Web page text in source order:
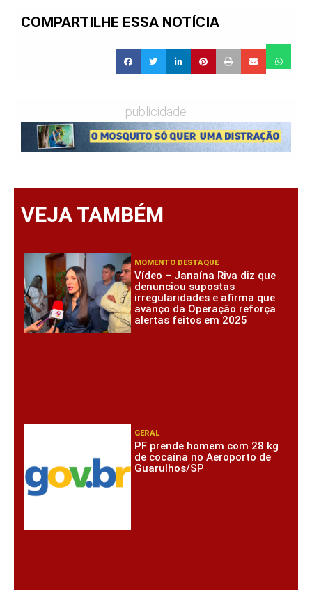
COMPARTILHE ESSA NOTÍCIA
publicidade
VEJA TAMBÉM
MOMENTO DESTAQUE
Vídeo – Janaína Riva diz que
denunciou supostas
irregularidades e afirma que
avanço da Operação reforça
alertas feitos em 2025
GERAL
PF prende homem com 28 kg
de cocaína no Aeroporto de
Guarulhos/SP